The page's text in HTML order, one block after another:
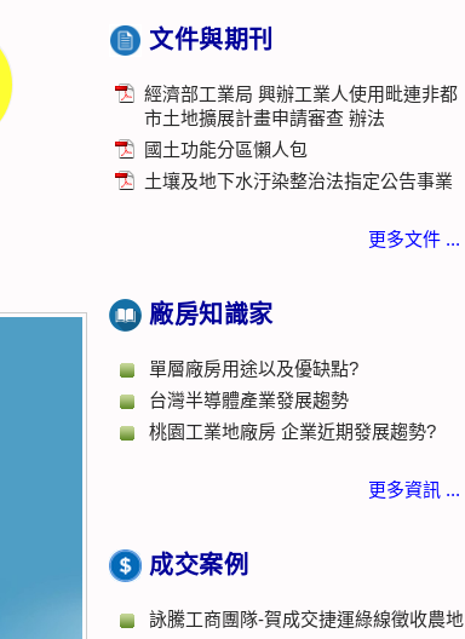
文件與期刊
經濟部工業局 興辦工業人使用毗連非都
市土地擴展計畫申請審查 辦法
國土功能分區懶人包
土壤及地下水汙染整治法指定公告事業
更多文件 ...
廠房知識家
單層廠房用途以及優缺點?
台灣半導體產業發展趨勢
桃園工業地廠房 企業近期發展趨勢?
更多資訊 ...
成交案例
詠騰工商團隊-賀成交捷運綠線徵收農地